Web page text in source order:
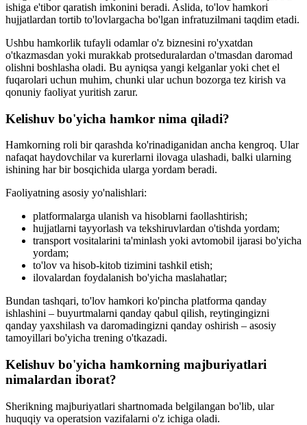
ishiga e'tibor qaratish imkonini beradi. Aslida, to'lov hamkori
hujjatlardan tortib to'lovlargacha bo'lgan infratuzilmani taqdim etadi.
Ushbu hamkorlik tufayli odamlar o'z biznesini ro'yxatdan
o'tkazmasdan yoki murakkab protseduralardan o'tmasdan daromad
olishni boshlasha oladi. Bu ayniqsa yangi kelganlar yoki chet el
fuqarolari uchun muhim, chunki ular uchun bozorga tez kirish va
qonuniy faoliyat yuritish zarur.
Kelishuv bo'yicha hamkor nima qiladi?
Hamkorning roli bir qarashda ko'rinadiganidan ancha kengroq. Ular
nafaqat haydovchilar va kurerlarni ilovaga ulashadi, balki ularning
ishining har bir bosqichida ularga yordam beradi.
Faoliyatning asosiy yo'nalishlari:
platformalarga ulanish va hisoblarni faollashtirish;
hujjatlarni tayyorlash va tekshiruvlardan o'tishda yordam;
transport vositalarini ta'minlash yoki avtomobil ijarasi bo'yicha
yordam;
to'lov va hisob-kitob tizimini tashkil etish;
ilovalardan foydalanish bo'yicha maslahatlar;
Bundan tashqari, to'lov hamkori ko'pincha platforma qanday
ishlashini – buyurtmalarni qanday qabul qilish, reytingingizni
qanday yaxshilash va daromadingizni qanday oshirish – asosiy
tamoyillari bo'yicha trening o'tkazadi.
Kelishuv bo'yicha hamkorning majburiyatlari
nimalardan iborat?
Sherikning majburiyatlari shartnomada belgilangan bo'lib, ular
huquqiy va operatsion vazifalarni o'z ichiga oladi.